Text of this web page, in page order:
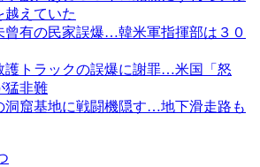
越えていた
曾有の民家誤爆…韓米軍指揮部は３０
護トラックの誤爆に謝罪…米国「怒
猛非難
洞窟基地に戦闘機隠す…地下滑走路も